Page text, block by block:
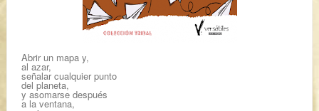
Abrir un mapa y,
al azar,
señalar cualquier punto
del planeta,
y asomarse después
a la ventana,